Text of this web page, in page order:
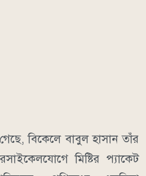
বিকেলে বাবুল হাসান তাঁর
মিষ্টির প্যাকেট